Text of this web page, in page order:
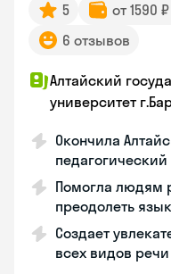
5 от 1590
6 отзывов
Алтайский
университет
Окончила
Помогла людям
преодолеть
Создает
всех видов речи